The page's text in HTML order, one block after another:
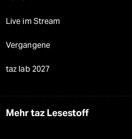
Live im Stream
Vergangene
taz lab 2027
Mehr taz Lesestoff